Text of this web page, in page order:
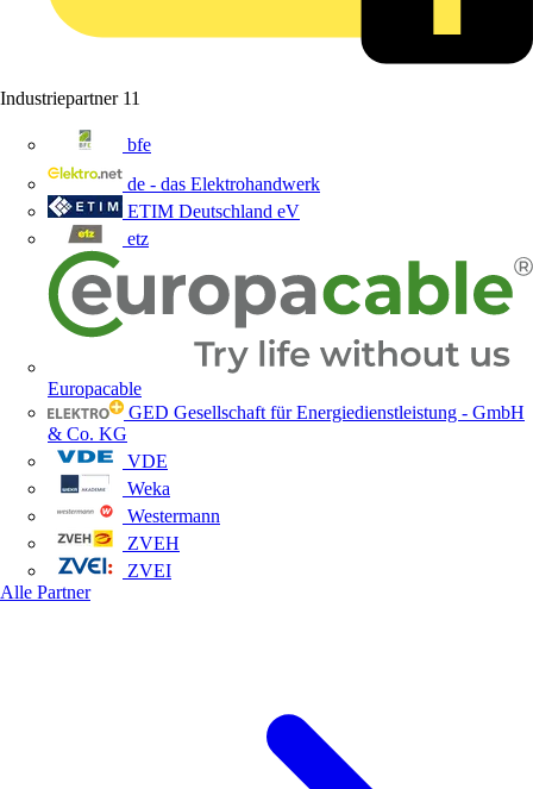
Industriepartner 11
bfe
de - das Elektrohandwerk
ETIM Deutschland eV
etz
Europacable
GED Gesellschaft für Energiedienstleistung - GmbH
& Co. KG
VDE
Weka
Westermann
ZVEH
ZVEI
Alle Partner